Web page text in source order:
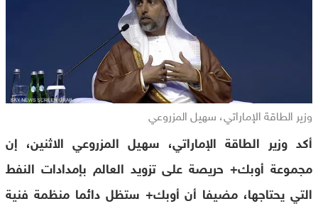
وزير الطاقة الإماراتي، سهيل المزروعي
أكد وزير الطاقة الإماراتي، سهيل المزروعي الاثنين، إن
مجموعة أوبك+ حريصة على تزويد العالم بإمدادات النفط
التي يحتاجها، مضيفا أن أوبك+ ستظل دائما منظمة فنية